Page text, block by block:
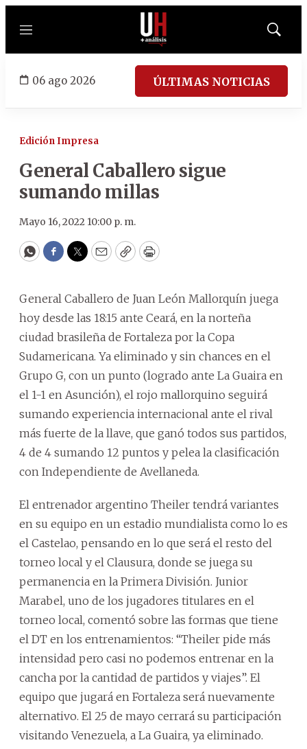
Menú
Mostrar
06 ago 2026 ÚLTIMAS NOTICIAS
Edición Impresa
General Caballero sigue
sumando millas
Mayo 16, 2022 10:00 p. m.
WhatsApp
Facebook
Twitter
EmailCopyPrint
General Caballero de Juan León Mallorquín juega
hoy desde las 18:15 ante Ceará, en la norteña
ciudad brasileña de Fortaleza por la Copa
Sudamericana. Ya eliminado y sin chances en el
Grupo G, con un punto (logrado ante La Guaira en
el 1-1 en Asunción), el rojo mallorquino seguirá
sumando experiencia internacional ante el rival
más fuerte de la llave, que ganó todos sus partidos,
4 de 4 sumando 12 puntos y pelea la clasificación
con Independiente de Avellaneda.
El entrenador argentino Theiler tendrá variantes
en su equipo en un estadio mundialista como lo es
el Castelao, pensando en lo que será el resto del
torneo local y el Clausura, donde se juega su
permanencia en la Primera División. Junior
Marabel, uno de los jugadores titulares en el
torneo local, comentó sobre las formas que tiene
el DT en los entrenamientos: “Theiler pide más
intensidad pero casi no podemos entrenar en la
cancha por la cantidad de partidos y viajes”. El
equipo que jugará en Fortaleza será nuevamente
alternativo. El 25 de mayo cerrará su participación
visitando Venezuela, a La Guaira, ya eliminado.